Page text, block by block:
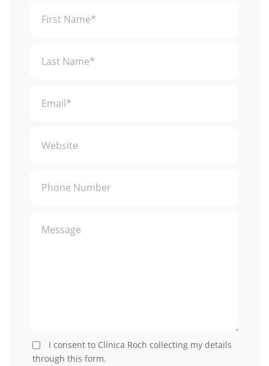
I consent to Clínica Roch collecting my details
through this form.